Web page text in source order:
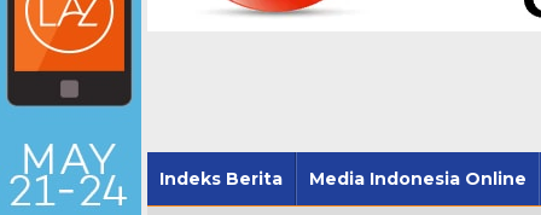
Indeks Berita Media Indonesia Online